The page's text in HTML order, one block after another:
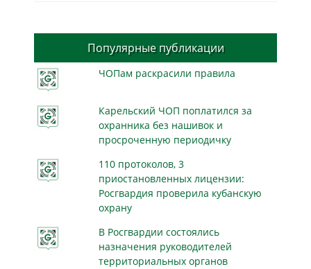
Популярные публикации
ЧОПам раскрасили правила
Карельский ЧОП поплатился за
охранника без нашивок и
просроченную периодичку
110 протоколов, 3
приостановленных лицензии:
Росгвардия проверила кубанскую
охрану
В Росгвардии состоялись
назначения руководителей
территориальных органов